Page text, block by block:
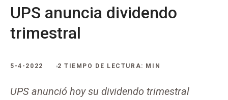
UPS anuncia dividendo
trimestral
5-4-2022 2 TIEMPO DE LECTURA: MIN
UPS anunció hoy su dividendo trimestral